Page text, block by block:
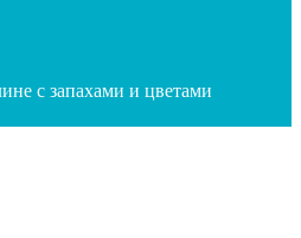
с запахами и цветами